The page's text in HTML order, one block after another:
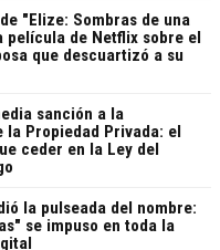
"Elize: Sombras de una
película de Netflix sobre el
que descuartizó a su
sanción a la
la Propiedad Privada: el
ceder en la Ley del
la pulseada del nombre:
se impuso en toda la